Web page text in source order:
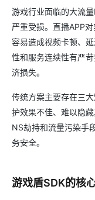
游戏行业面临的大流
严重受损。直播APP
容易造成视频卡顿、
性和服务连续性有严
济损失。
传统方案主要存在三
护效果不佳、难以隐
NS劫持和流量污染手
务安全。
游戏盾SDK的核